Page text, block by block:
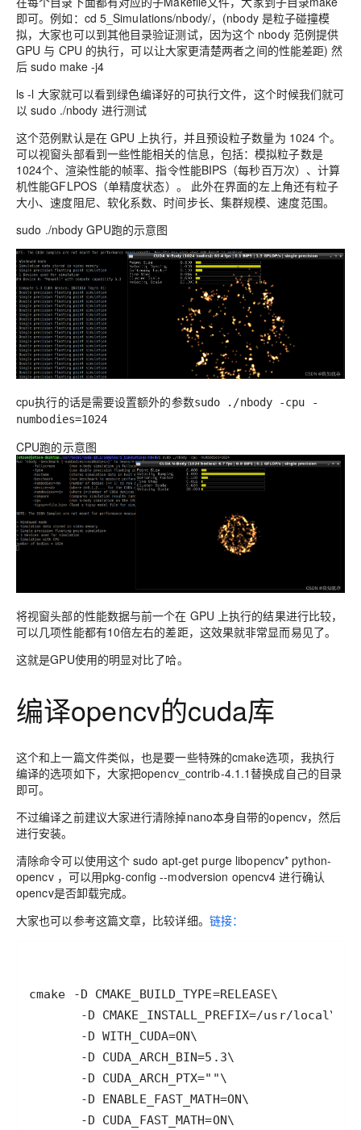
即可。例如：cd 5_Simulations/nbody/，(nbody 是粒子碰撞模
拟，大家也可以到其他目录验证测试，因为这个 nbody 范例提供
GPU 与 CPU 的执行，可以让大家更清楚两者之间的性能差距) 然
后 sudo make -j4
ls -l 大家就可以看到绿色编译好的可执行文件，这个时候我们就可
以 sudo ./nbody 进行测试
这个范例默认是在 GPU 上执行，并且预设粒子数量为 1024 个。
可以视窗头部看到一些性能相关的信息，包括：模拟粒子数是
1024个、渲染性能的帧率、指令性能BIPS（每秒百万次）、计算
机性能GFLPOS（单精度状态）。 此外在界面的左上角还有粒子
大小、速度阻尼、软化系数、时间步长、集群规模、速度范围。
sudo ./nbody GPU跑的示意图
cpu执行的话是需要设置额外的参数sudo ./nbody -cpu -
numbodies=1024
CPU跑的示意图
将视窗头部的性能数据与前一个在 GPU 上执行的结果进行比较，
可以几项性能都有10倍左右的差距，这效果就非常显而易见了。
这就是GPU使用的明显对比了哈。
编译opencv的cuda库
这个和上一篇文件类似，也是要一些特殊的cmake选项，我执行
编译的选项如下，大家把opencv_contrib-4.1.1替换成自己的目录
即可。
不过编译之前建议大家进行清除掉nano本身自带的opencv，然后
进行安装。
清除命令可以使用这个 sudo apt-get purge libopencv* python-
opencv ，可以用pkg-config --modversion opencv4 进行确认
opencv是否卸载完成。
大家也可以参考这篇文章，比较详细。 链接：